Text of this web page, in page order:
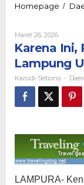
Homepage /
Maret 26, 2026Oleh
Karsidi
Setiono
Karena Ini,
Lampung
Karsidi Setiono -
LAMPURA-